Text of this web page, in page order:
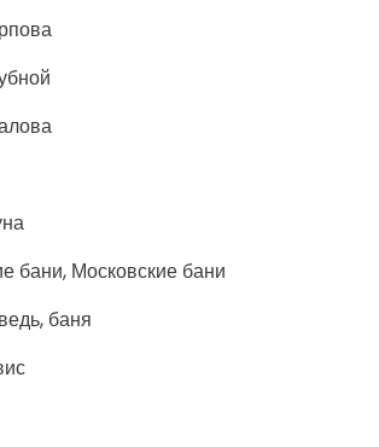
бани, Московские бани
баня